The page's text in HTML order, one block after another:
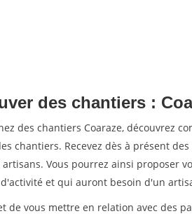
des chantiers :
des chantiers Coaraze, découvrez
chantiers. Recevez dès à présent
Vous pourrez ainsi proposer
et qui auront besoin d'un
de vous mettre en relation avec des